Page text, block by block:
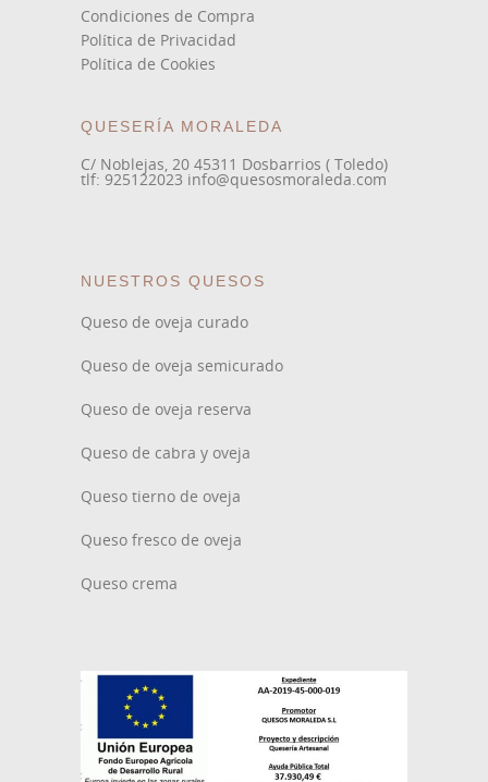
Condiciones de Compra
Política de Privacidad
Política de Cookies
QUESERÍA MORALEDA
C/ Noblejas, 20 45311 Dosbarrios ( Toledo)
tlf: 925122023 info@quesosmoraleda.com
NUESTROS QUESOS
Queso de oveja curado
Queso de oveja semicurado
Queso de oveja reserva
Queso de cabra y oveja
Queso tierno de oveja
Queso fresco de oveja
Queso crema